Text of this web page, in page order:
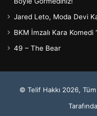
Jared Leto, Moda Devi
BKM İmzalı Kara Komedi
49 – The Bear
© Telif Hakkı 2026, Tüm